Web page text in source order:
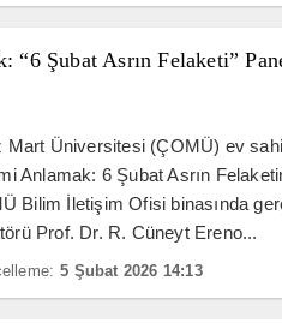
“6 Şubat Asrın Felaketi”
Mart Üniversitesi (ÇOMÜ) ev
Anlamak: 6 Şubat Asrın
Bilim İletişim Ofisi binasında
Prof. Dr. R. Cüneyt Ereno...
5 Şubat 2026 14:13